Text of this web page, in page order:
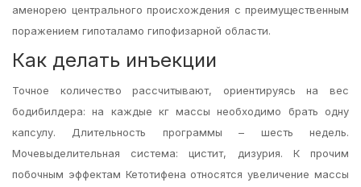
аменорею центрального происхождения с преимущественным
поражением гипоталамо гипофизарной области.
Как делать инъекции
Точное количество рассчитывают, ориентируясь на вес
бодибилдера: на каждые кг массы необходимо брать одну
капсулу. Длительность программы – шесть недель.
Мочевыделительная система: цистит, дизурия. К прочим
побочным эффектам Кетотифена относятся увеличение массы